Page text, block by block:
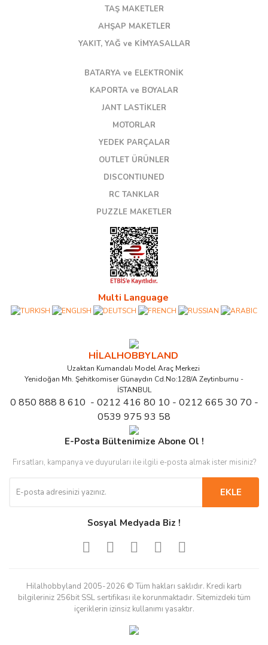
TAŞ MAKETLER
AHŞAP MAKETLER
YAKIT, YAĞ ve KİMYASALLAR
BATARYA ve ELEKTRONİK
KAPORTA ve BOYALAR
JANT LASTİKLER
MOTORLAR
YEDEK PARÇALAR
OUTLET ÜRÜNLER
DISCONTIUNED
RC TANKLAR
PUZZLE MAKETLER
Multi Language
HİLALHOBBYLAND
Uzaktan Kumandalı Model Araç Merkezi
Yenidoğan Mh. Şehitkomiser Günaydın Cd.No:128/A Zeytinburnu -
İSTANBUL
0 850 888 8 610 - 0212 416 80 10 - 0212 665 30 70 -
0539 975 93 58
E-Posta Bültenimize Abone Ol !
Fırsatları, kampanya ve duyuruları ile ilgili e-posta almak ister misiniz?
EKLE
Sosyal Medyada Biz !
Hilalhobbyland 2005-2026 © Tüm hakları saklıdır. Kredi kartı
bilgileriniz 256bit SSL sertifikası ile korunmaktadır. Sitemizdeki tüm
içeriklerin izinsiz kullanımı yasaktır.